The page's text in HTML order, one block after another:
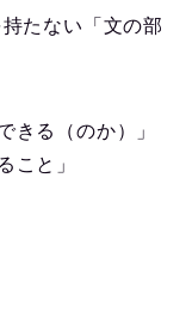
たない「文の部
きる（のか）」
こと」